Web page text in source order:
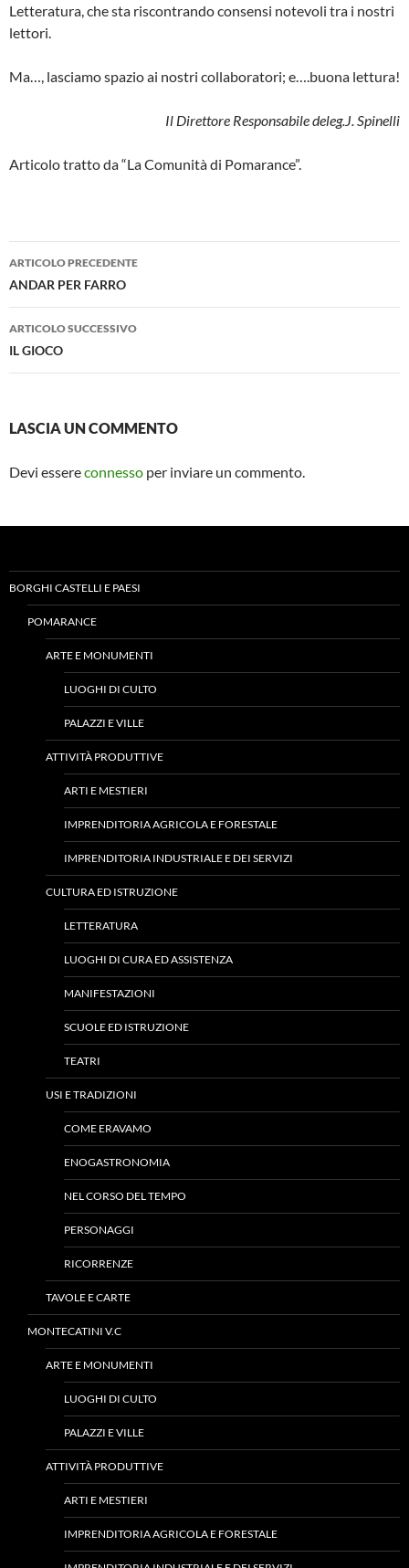
Letteratura, che sta riscontrando consensi notevoli tra i nostri
lettori.
Ma…, lasciamo spazio ai nostri collabo­ratori; e….buona lettura!
Il Direttore Responsabile deleg.J. Spinelli
Articolo tratto da “La Comunità di Pomarance”.
Navigazione
articolo
ARTICOLO PRECEDENTE
ANDAR PER FARRO
ARTICOLO SUCCESSIVO
IL GIOCO
LASCIA UN COMMENTO
Devi essereconnesso per inviare un commento.
BORGHI CASTELLI E PAESI
POMARANCE
ARTE E MONUMENTI
LUOGHI DI CULTO
PALAZZI E VILLE
ATTIVITÀ PRODUTTIVE
ARTI E MESTIERI
IMPRENDITORIA AGRICOLA E FORESTALE
IMPRENDITORIA INDUSTRIALE E DEI SERVIZI
CULTURA ED ISTRUZIONE
LETTERATURA
LUOGHI DI CURA ED ASSISTENZA
MANIFESTAZIONI
SCUOLE ED ISTRUZIONE
TEATRI
USI E TRADIZIONI
COME ERAVAMO
ENOGASTRONOMIA
NEL CORSO DEL TEMPO
PERSONAGGI
RICORRENZE
TAVOLE E CARTE
MONTECATINI V.C
ARTE E MONUMENTI
LUOGHI DI CULTO
PALAZZI E VILLE
ATTIVITÀ PRODUTTIVE
ARTI E MESTIERI
IMPRENDITORIA AGRICOLA E FORESTALE